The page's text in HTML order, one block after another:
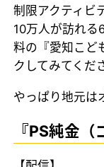
制限アクティビ
10万人が訪れる
料の『愛知こど
クしてみてくだ
やっぱり地元は
『PS純金（